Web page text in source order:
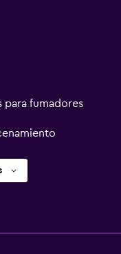
para fumadores